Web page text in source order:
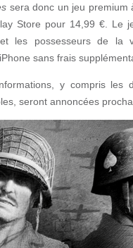
sera donc un jeu premium
Store pour 14,99 €. Le
et les possesseurs de la
sans frais
y compris les
seront annoncées